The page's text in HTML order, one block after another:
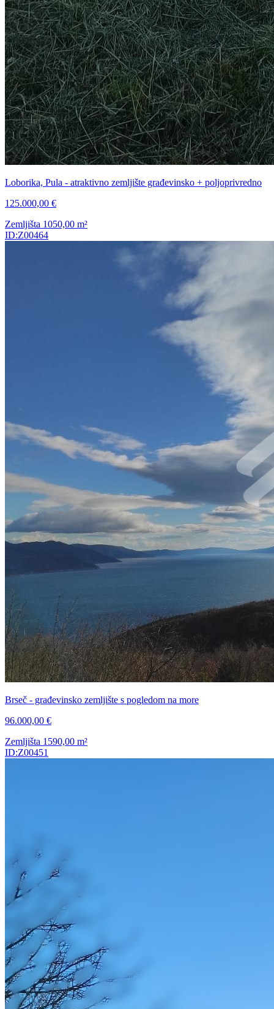
Loborika, Pula - atraktivno zemljište građevinsko + poljoprivredno
125.000,00 €
Zemljišta 1050,00 m²
ID:Z00464
Brseč - građevinsko zemljište s pogledom na more
96.000,00 €
Zemljišta 1590,00 m²
ID:Z00451